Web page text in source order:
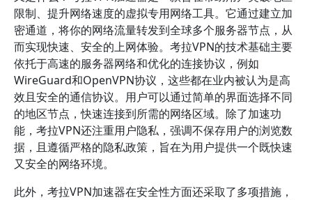
限制、提升网络速度的虚拟专用网络工具。它通过建立加
密通道，将你的网络流量转发到全球多个服务器节点，从
而实现快速、安全的上网体验。考拉VPN的技术基础主要
依托于高速的服务器网络和优化的连接协议，例如
WireGuard和OpenVPN协议，这些都在业内被认为是高
效且安全的通信协议。用户可以通过简单的界面选择不同
的地区节点，快速连接到所需的网络区域。除了加速功
能，考拉VPN还注重用户隐私，强调不保存用户的浏览数
据，且遵循严格的隐私政策，旨在为用户提供一个既快速
又安全的网络环境。
此外，考拉VPN加速器在安全性方面还采取了多项措施，